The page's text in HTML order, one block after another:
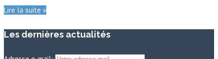
Lire la suite »
Les dernières actualités